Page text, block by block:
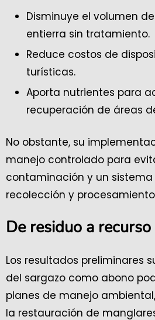
Disminuye el volumen
entierra sin tratamiento.
Reduce costos de
turísticas.
Aporta nutrientes para
recuperación de áreas
No obstante, su
manejo controlado para
contaminación y un
recolección y
De residuo a recurso
Los resultados preliminares
del sargazo como abono
planes de manejo
la restauración de